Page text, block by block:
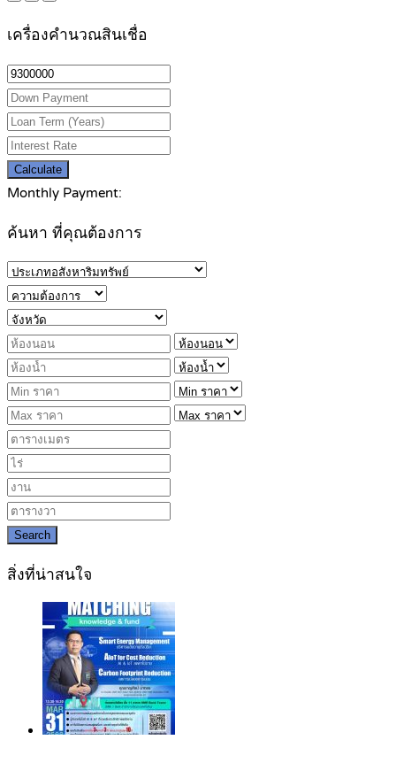
เครื่องคำนวณสินเชื่อ
Calculate
Monthly Payment:
ค้นหา ที่คุณต้องการ
Search
สิ่งที่น่าสนใจ